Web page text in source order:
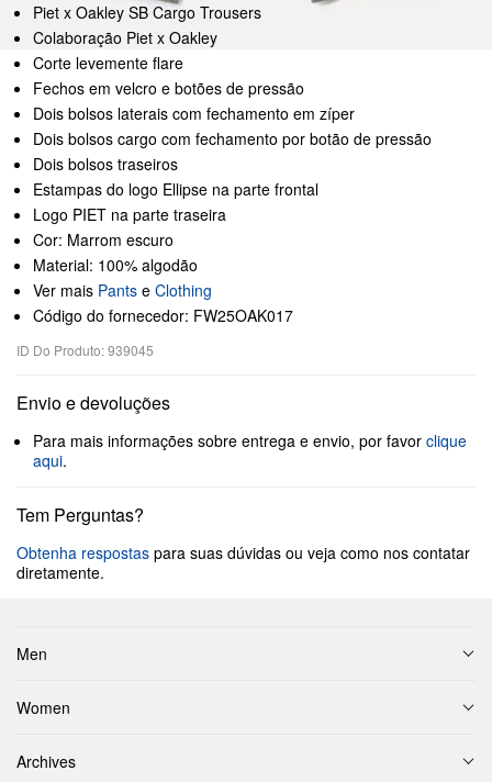
Piet x Oakley SB Cargo Trousers
Colaboração Piet x Oakley
Corte levemente flare
Fechos em velcro e botões de pressão
Dois bolsos laterais com fechamento em zíper
Dois bolsos cargo com fechamento por botão de pressão
Dois bolsos traseiros
Estampas do logo Ellipse na parte frontal
Logo PIET na parte traseira
Cor: Marrom escuro
Material: 100% algodão
Ver mais Pants e Clothing
Código do fornecedor: FW25OAK017
ID Do Produto: 939045
Envio e devoluções
Para mais informações sobre entrega e envio, por favor clique
aqui.
Tem Perguntas?
Obtenha respostas para suas dúvidas ou veja como nos contatar
diretamente.
Men
Women
Archives